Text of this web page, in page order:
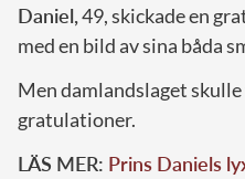
Daniel,49, skickade en
med en bild av sina båda
Men damlandslaget
gratulationer.
LÄS MER: Prins Daniels